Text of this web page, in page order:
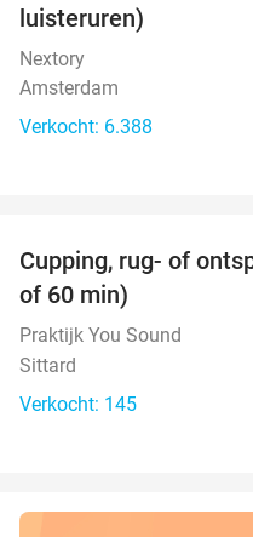
luisteruren)
Nextory
Amsterdam
Verkocht: 6.388
Cupping, rug- of
of 60 min)
Praktijk You Sound
Sittard
Verkocht: 145